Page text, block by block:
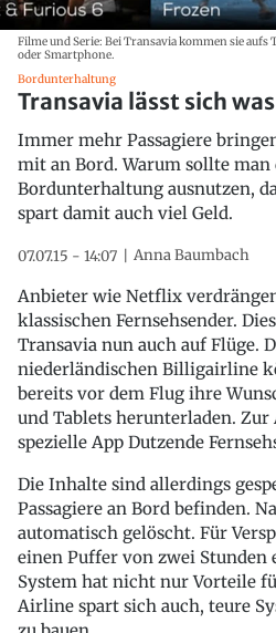
Filme und Serie: Bei Transavia kommen sie aufs
oder Smartphone.
Bordunterhaltung
Transavia lässt sich
Immer mehr Passagiere
mit an Bord. Warum sollte
Bordunterhaltung ausnutzen,
spart damit auch viel Geld.
07.07.15 - 14:07 Anna Baumbach
Anbieter wie Netflix
klassischen Fernsehsender.
Transavia nun auch auf Flüge.
niederländischen Billigairline
bereits vor dem Flug ihre
und Tablets herunterladen. Zur
spezielle App Dutzende
Die Inhalte sind allerdings
Passagiere an Bord befinden.
automatisch gelöscht. Für
einen Puffer von zwei Stunden
System hat nicht nur Vorteile
Airline spart sich auch, teure